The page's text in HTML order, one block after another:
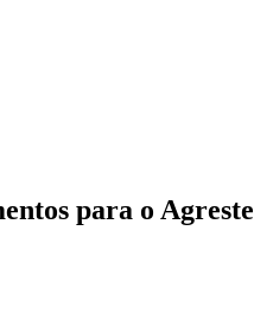
para o Agreste